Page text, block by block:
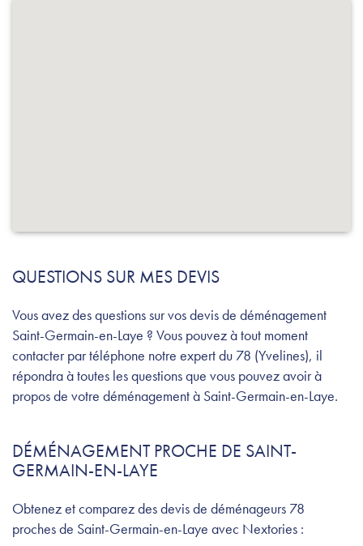
QUESTIONS SUR MES DEVIS
Vous avez des questions sur vos devis de déménagement
Saint-Germain-en-Laye ? Vous pouvez à tout moment
contacter par téléphone notre expert du 78 (Yvelines), il
répondra à toutes les questions que vous pouvez avoir à
propos de votre déménagement à Saint-Germain-en-Laye.
DÉMÉNAGEMENT PROCHE DE SAINT-
GERMAIN-EN-LAYE
Obtenez et comparez des devis de déménageurs 78
proches de Saint-Germain-en-Laye avec Nextories :